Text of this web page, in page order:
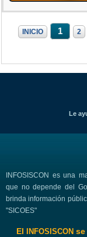
INICIO 1 2
Le
INFOSISCON es una
que no depende del
brinda información
"SICOES"
El INFOSISCONse